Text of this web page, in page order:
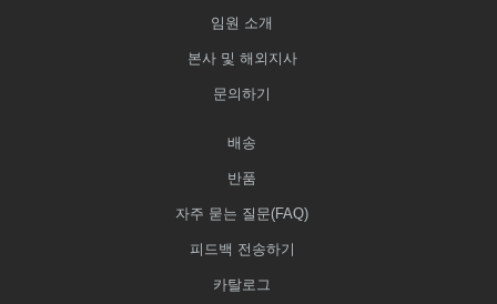
임원 소개
본사 및 해외지사
문의하기
배송
반품
자주 묻는 질문(FAQ)
피드백 전송하기
카탈로그